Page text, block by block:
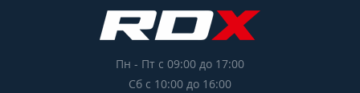
Пн - Пт с 09:00 до 17:00
Сб с 10:00 до 16:00